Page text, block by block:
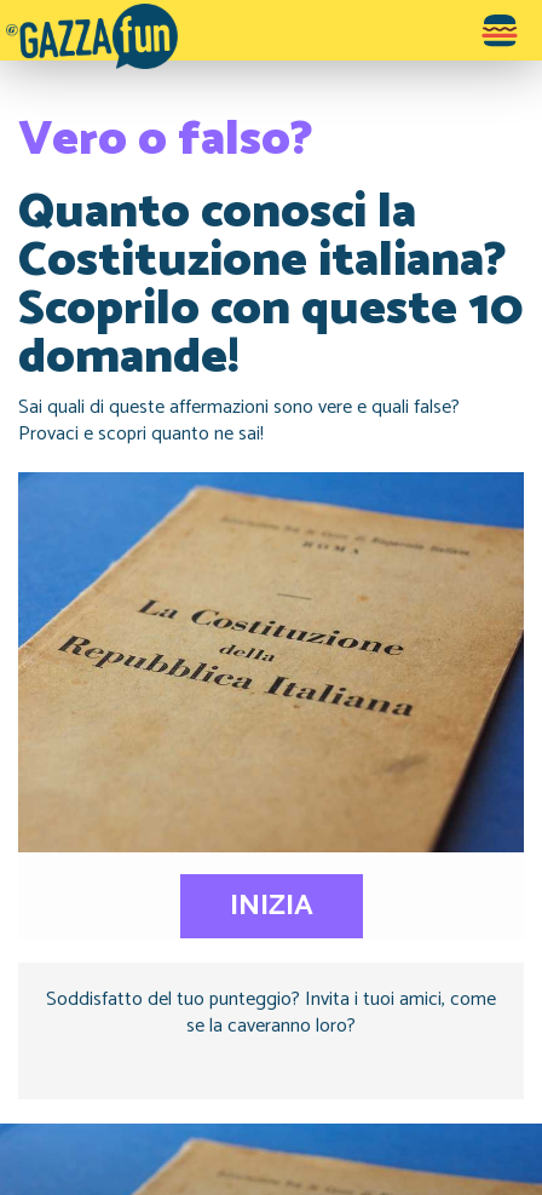
Toggle
Vero o falso?
Quanto conosci la
Costituzione italiana?
Scoprilo con queste 10
domande!
Sai quali di queste affermazioni sono vere e quali false?
Provaci e scopri quanto ne sai!
INIZIA
Soddisfatto del tuo punteggio? Invita i tuoi amici, come
se la caveranno loro?